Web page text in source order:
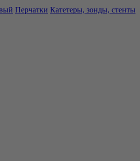
Перчатки Катетеры, зонды, стенты